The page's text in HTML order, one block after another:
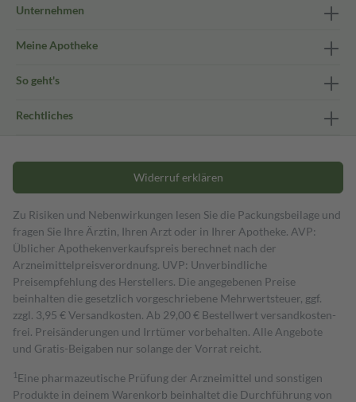
Unternehmen
Meine Apotheke
So geht's
Rechtliches
Widerruf erklären
Zu Risiken und Nebenwirkungen lesen Sie die Packungsbeilage und
fragen Sie Ihre Ärztin, Ihren Arzt oder in Ihrer Apotheke. AVP:
Üblicher Apothekenverkaufspreis berechnet nach der
Arzneimittelpreisverordnung. UVP: Unverbindliche
Preisempfehlung des Herstellers. Die angegebenen Preise
beinhalten die gesetzlich vorgeschriebene Mehrwertsteuer, ggf.
zzgl. 3,95 € Versandkosten. Ab 29,00 € Bestell­wert versand­kosten­
frei. Preisänderungen und Irrtümer vorbehalten. Alle Angebote
und Gratis-Beigaben nur solange der Vorrat reicht.
1 Eine pharmazeutische Prüfung der Arzneimittel und sonstigen
Produkte in deinem Warenkorb beinhaltet die Durchführung von